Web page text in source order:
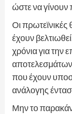
ώστε να γίνουν
Οι πρωτεϊνικές
έχουν
χρόνια για την
που έχουν
ανάλογης
Μην το